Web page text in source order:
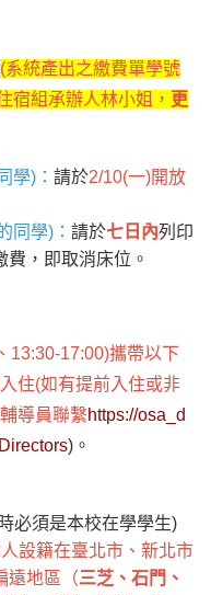
(系統產出之繳費單學號
宿組承辦人林小姐， 更
學)： 請於2/10(一)開放
同學)： 請於七日內列印
，即取消床位。
13:30-17:00)攜帶以下
住(如有提前入住或非
導員聯繫https://osa_d
)。
必須是本校在學學生)
設籍在臺北市、新北市
遠地區（三芝、石門、